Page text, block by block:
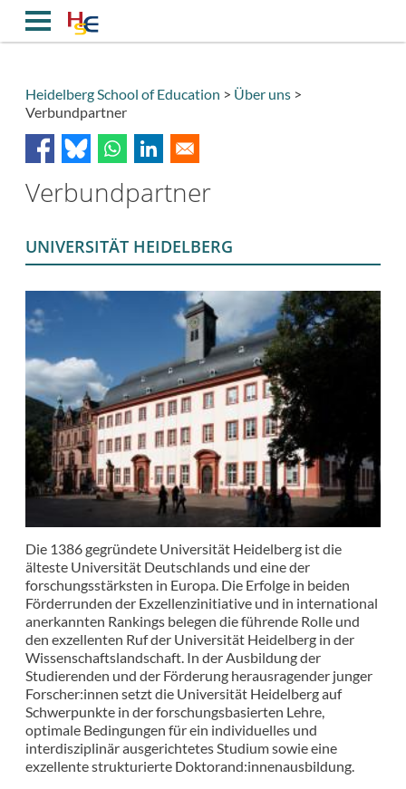
Inhalt
Breadcrumb
Heidelberg School of Education
Über uns
Verbundpartner
Verbundpartner
UNIVERSITÄT HEIDELBERG
Die 1386 gegründete Universität Heidelberg ist die
älteste Universität Deutschlands und eine der
forschungsstärksten in Europa. Die Erfolge in beiden
Förderrunden der Exzellenzinitiative und in international
anerkannten Rankings belegen die führende Rolle und
den exzellenten Ruf der Universität Heidelberg in der
Wissenschaftslandschaft. In der Ausbildung der
Studierenden und der Förderung herausragender junger
Forscher:innen setzt die Universität Heidelberg auf
Schwerpunkte in der forschungsbasierten Lehre,
optimale Bedingungen für ein individuelles und
interdisziplinär ausgerichtetes Studium sowie eine
exzellente strukturierte Doktorand:innenausbildung.